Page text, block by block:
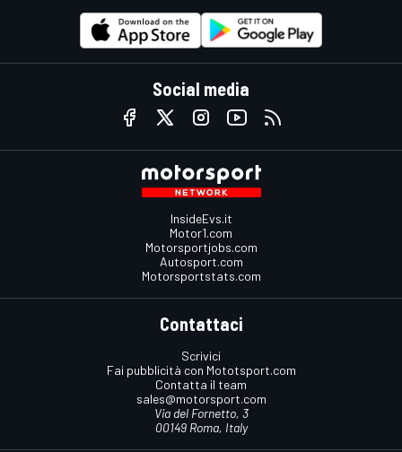
Social media
InsideEvs.it
Motor1.com
Motorsportjobs.com
Autosport.com
Motorsportstats.com
Contattaci
Scrivici
Fai pubblicità con Mototsport.com
Contatta il team
sales@motorsport.com
Via del Fornetto, 3
00149 Roma, Italy